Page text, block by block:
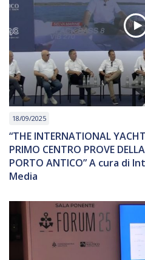
18/09/2025
“THE INTERNATIONAL
PRIMO CENTRO PROVE
PORTO ANTICO” A cura di
Media